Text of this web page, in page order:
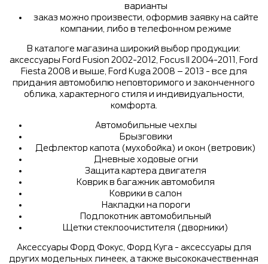
варианты
заказ можно произвести, оформив заявку на сайте
компании, либо в телефонном режиме
В каталоге магазина широкий выбор продукции:
аксессуары Ford Fusion 2002-2012, Focus II 2004-2011, Ford
Fiesta 2008 и выше, Ford Kuga 2008 – 2013 - все для
придания автомобилю неповторимого и законченного
облика, характерного стиля и индивидуальности,
комфорта.
Автомобильные чехлы
Брызговики
Дефлектор капота (мухобойка) и окон (ветровик)
Дневные ходовые огни
Защита картера двигателя
Коврик в багажник автомобиля
Коврики в салон
Накладки на пороги
Подлокотник автомобильный
Щетки стеклоочистителя (дворники)
Аксессуары Форд Фокус, Форд Куга - аксессуары для
других модельных линеек, а также высококачественная